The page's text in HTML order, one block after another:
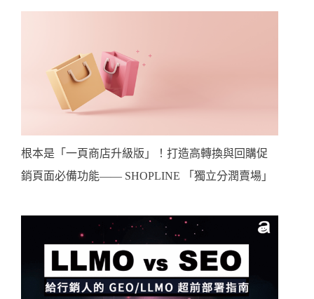
根本是「一頁商店升級版」！打造高轉換與回購促
銷頁面必備功能—— SHOPLINE 「獨立分潤賣場」